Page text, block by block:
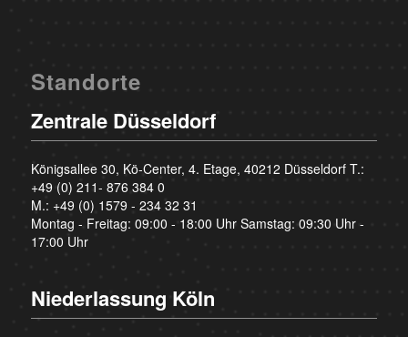
Standorte
Zentrale Düsseldorf
Königsallee 30, Kö-Center, 4. Etage, 40212 Düsseldorf T.:
+49 (0) 211- 876 384 0
M.: +49 (0) 1579 - 234 32 31
Montag - Freitag: 09:00 - 18:00 Uhr Samstag: 09:30 Uhr -
17:00 Uhr
Niederlassung Köln